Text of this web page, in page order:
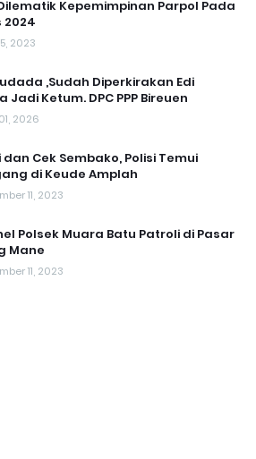
Kepemimpinan Parpol Pada
2024
2023
,Sudah Diperkirakan Edi
Jadi Ketum. DPC PPP Bireuen
2026
Cek Sembako, Polisi Temui
di Keude Amplah
11, 2023
Polsek Muara Batu Patroli di Pasar
Mane
11, 2023